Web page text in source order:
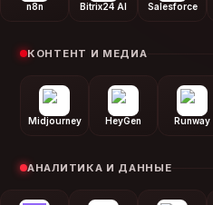
n8n Bitrix24 AI Salesforce
КОНТЕНТ И МЕДИА
Midjourney HeyGen Runway
АНАЛИТИКА И ДАННЫЕ